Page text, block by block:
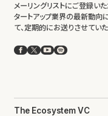
メーリングリストにご登録い
タートアップ業界の最新動向
て、定期的にお送りさせていた
Facebook
X YouTube
Spotify
The Ecosystem VC